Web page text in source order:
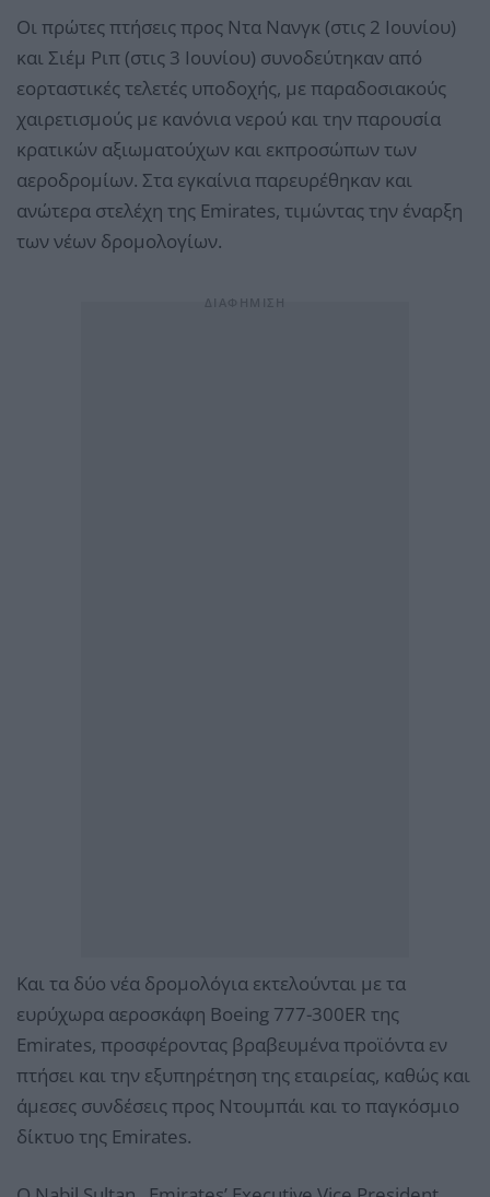
Οι πρώτες πτήσεις προς Ντα Νανγκ (στις 2 Ιουνίου)
και Σιέμ Ριπ (στις 3 Ιουνίου) συνοδεύτηκαν από
εορταστικές τελετές υποδοχής, με παραδοσιακούς
χαιρετισμούς με κανόνια νερού και την παρουσία
κρατικών αξιωματούχων και εκπροσώπων των
αεροδρομίων. Στα εγκαίνια παρευρέθηκαν και
ανώτερα στελέχη της Emirates, τιμώντας την έναρξη
των νέων δρομολογίων.
Και τα δύο νέα δρομολόγια εκτελούνται με τα
ευρύχωρα αεροσκάφη Boeing 777-300ER της
Emirates, προσφέροντας βραβευμένα προϊόντα εν
πτήσει και την εξυπηρέτηση της εταιρείας, καθώς και
άμεσες συνδέσεις προς Ντουμπάι και το παγκόσμιο
δίκτυο της Emirates.